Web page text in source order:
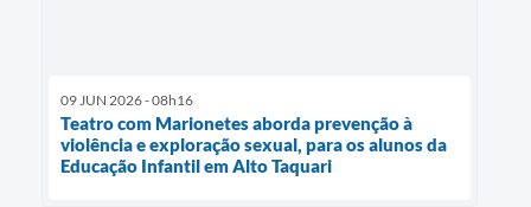
09 JUN 2026 - 08h16
Teatro com Marionetes aborda prevenção à
violência e exploração sexual, para os alunos da
Educação Infantil em Alto Taquari